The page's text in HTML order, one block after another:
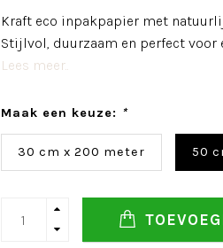
Kraft eco inpakpapier met
Stijlvol, duurzaam en perfect voor
Lees meer..
Maak een keuze: *
30 cm x 200 meter 50